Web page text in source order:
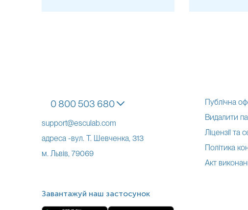
0 800 503 680
support@esculab.com
адреса -вул. Т. Шевченка, 313
м. Львів, 79069
Публічна
Видалити
Ліцензії та
Політика
Акт
Завантажуй наш застосунок